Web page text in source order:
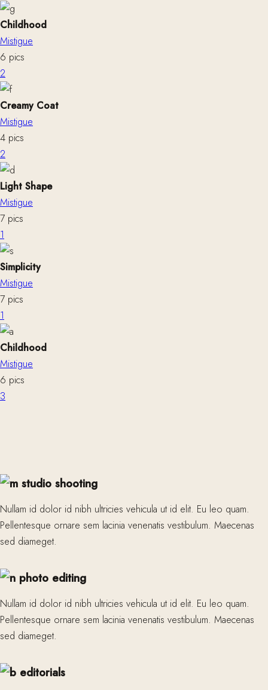
Childhood
Mistigue
6 pics
2
Creamy Coat
Mistigue
4 pics
2
Light Shape
Mistigue
7 pics
1
Simplicity
Mistigue
7 pics
1
Childhood
Mistigue
6 pics
3
studio shooting
Nullam id dolor id nibh ultricies vehicula ut id elit. Eu leo quam.
Pellentesque ornare sem lacinia venenatis vestibulum. Maecenas
sed diameget.
photo editing
Nullam id dolor id nibh ultricies vehicula ut id elit. Eu leo quam.
Pellentesque ornare sem lacinia venenatis vestibulum. Maecenas
sed diameget.
editorials